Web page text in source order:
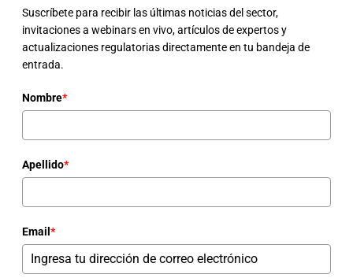
Suscríbete para recibir las últimas noticias del sector,
invitaciones a webinars en vivo, artículos de expertos y
actualizaciones regulatorias directamente en tu bandeja de
entrada.
Nombre*
Apellido*
Email *